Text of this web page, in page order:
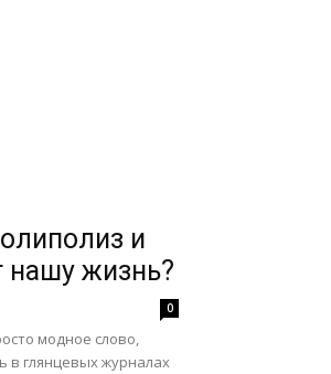
и
нашу жизнь?
0
модное слово,
в глянцевых журналах